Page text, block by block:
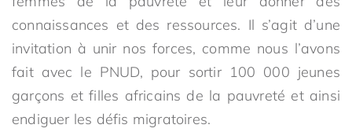
connaissances et des ressources. Il s’agit d’une
invitation à unir nos forces, comme nous l’avons
fait avec le PNUD, pour sortir 100 000 jeunes
garçons et filles africains de la pauvreté et ainsi
endiguer les défis migratoires.